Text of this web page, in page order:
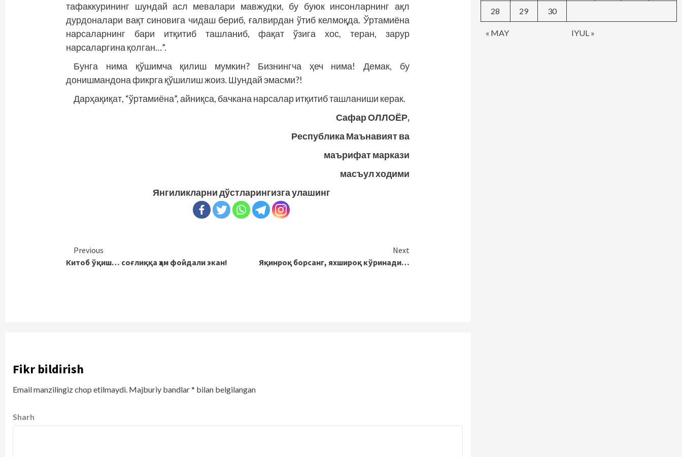
тафаккурининг шундай асл мевалари мавжудки, бу буюк инсонларнинг ақл
дурдоналари вақт синовига чидаш бериб, ғалвирдан ўтиб келмоқда. Ўртамиёна
нарсаларнинг бари итқитиб ташланиб, фақат ўзига хос, теран, зарур
нарсаларгина қолган…”.
Бунга нима қўшимча қилиш мумкин? Бизнингча ҳеч нима! Демак, бу
донишмандона фикрга қўшилиш жоиз. Шундай эмасми?!
Дарҳақиқат, “ўртамиёна”, айниқса, бачкана нарсалар итқитиб ташланиши керак.
Сафар ОЛЛОЁР,
Республика Маънавият ва
маърифат маркази
масъул ходими
Янгиликларни дўстларингизга улашинг
Continue
Reading
Previous
Китоб ўқиш… соғлиққа ҳам фойдали экан!
Next
Яқинроқ борсанг, яхшироқ кўринади…
Fikr bildirish
Email manzilingiz chop etilmaydi. Majburiy bandlar* bilan belgilangan
Sharh
« MAY IYUL »
28 29 30